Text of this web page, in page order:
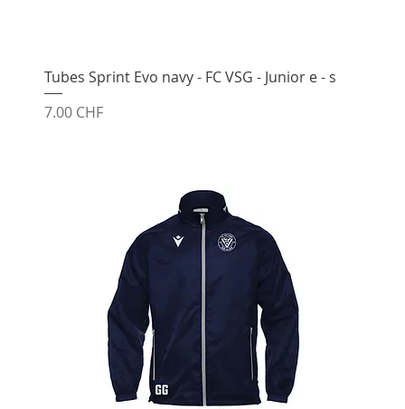
Tubes Sprint Evo navy - FC VSG - Junior e - s
Prix
7.00 CHF